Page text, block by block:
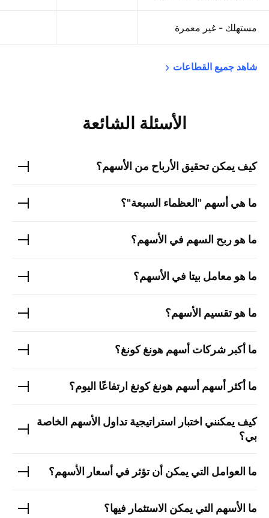
مستهلك - غير معمرة
شاهد جميع القطاعات
الأسئلة الشائعة
كيف يمكن تحقيق الأرباح من الأسهم؟
ما هي أسهم "العظماء السبعة"؟
ما هو ربح السهم في الأسهم؟
ما هو معامل بيتا في الأسهم؟
ما هو تقسيم الأسهم؟
ما أكبر شركات أسهم هونغ كونغ؟
ما أكثر أسهم أسهم هونغ كونغ ارتفاعًا اليوم؟
كيف يمكنني اختبار استراتيجية تداول الأسهم الخاصة
بي؟
ما العوامل التي يمكن أن تؤثر في أسعار الأسهم؟
ما الأسهم التي يمكن الاستثمار فيها؟